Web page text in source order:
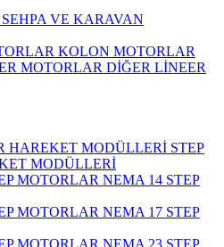
VE KARAVAN
KOLON MOTORLAR
DİĞER LİNEER
STEP
MODÜLLERİ
NEMA 14 STEP
NEMA 17 STEP
NEMA 23 STEP